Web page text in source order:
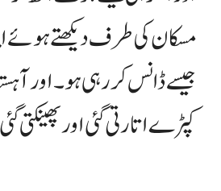
مسکان کی طرف دیکھتے ہوئے
جیسے ڈانس کر رہی ہو۔ اور
کپڑے اتارتی گئی اور پھینکتی